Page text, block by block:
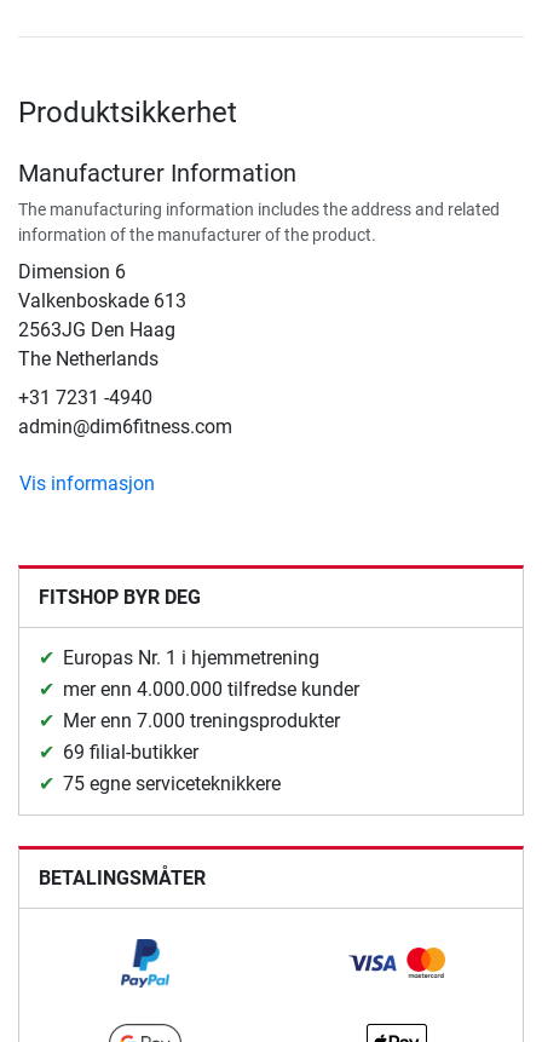
Produktsikkerhet
Manufacturer Information
The manufacturing information includes the address and related
information of the manufacturer of the product.
Dimension 6
Valkenboskade 613
2563JG Den Haag
The Netherlands
+31 7231 -4940
admin@dim6fitness.com
Vis informasjon
FITSHOP BYR DEG
Europas Nr. 1 i hjemmetrening
mer enn 4.000.000 tilfredse kunder
Mer enn 7.000 treningsprodukter
69 filial-butikker
75 egne serviceteknikkere
BETALINGSMÅTER